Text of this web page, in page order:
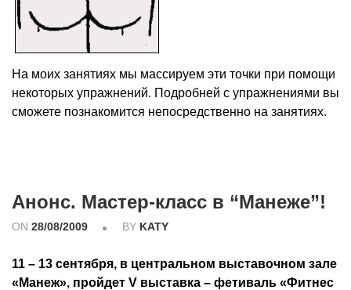
На моих занятиях мы массируем эти точки при помощи
некоторых упражнений. Подробней с упражнениями вы
сможете познакомится непосредственно на занятиях.
Анонс. Мастер-класс в “Манеже”!
ON 28/08/2009 BY KATY
11 – 13 сентября, в центральном выставочном зале
«Манеж», пройдет V выставка – фетиваль «Фитнес